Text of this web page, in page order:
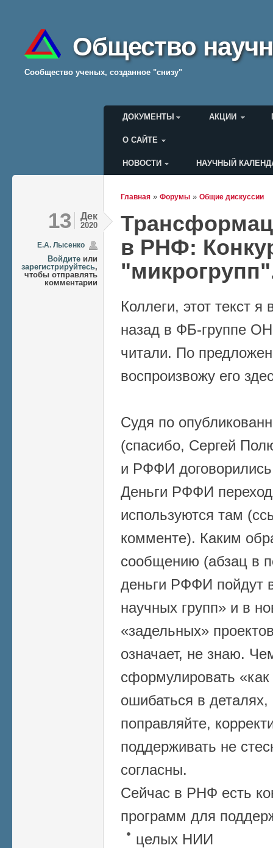
Общество
Cообщество ученых, созданное "снизу"
Главное меню
ДОКУМЕНТЫ АКЦИИ
О САЙТЕ
Меню пользователя
НОВОСТИ НАУЧНЫЙ
Вы здесь
Главная » Форумы » Общие дискуссии
13 Дек
2020
Е.А. Лысенко
Войдите или
зарегистрируйтесь,
чтобы отправлять
комментарии
в РНФ:
Коллеги, этот текст
назад в ФБ-группе
читали. По
воспроизвожу его
Судя по
(спасибо, Сергей
и РФФИ
Деньги РФФИ
используются там
комменте). Каким
сообщению (абзац в
деньги РФФИ пойдут
научных групп» и в
«задельных»
означает, не знаю.
сформулировать
ошибаться в деталях,
поправляйте,
поддерживать не
согласны.
Сейчас в РНФ есть
программ для
целых НИИ